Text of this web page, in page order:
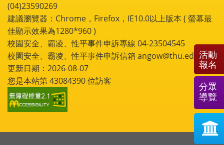
(04)23590269
建議瀏覽器：Chrome，Firefox，IE10.0以上版本 ( 螢幕最
佳顯示效果為1280*960 )
校園安全、霸凌、性平事件申訴專線 04-23504545
校園安全、霸凌、性平事件申訴信箱 angow@thu.edu.tw
更新日期：2026-08-07
您是本站第43084390位訪客
活動
報名
分眾
導覽